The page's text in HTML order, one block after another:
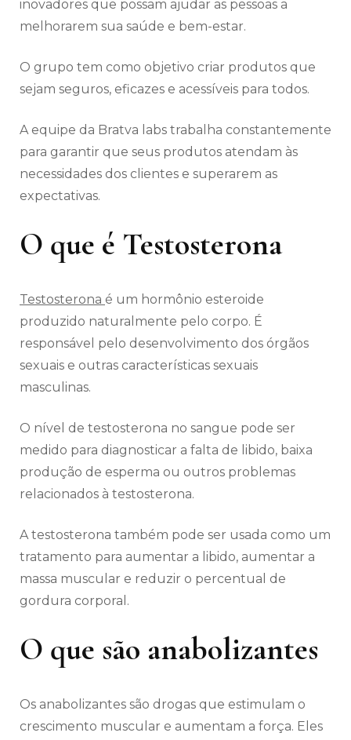
inovadores que possam ajudar as pessoas a
melhorarem sua saúde e bem-estar.
O grupo tem como objetivo criar produtos que
sejam seguros, eficazes e acessíveis para todos.
A equipe da Bratva labs trabalha constantemente
para garantir que seus produtos atendam às
necessidades dos clientes e superarem as
expectativas.
O que é Testosterona
Testosterona é um hormônio esteroide
produzido naturalmente pelo corpo. É
responsável pelo desenvolvimento dos órgãos
sexuais e outras características sexuais
masculinas.
O nível de testosterona no sangue pode ser
medido para diagnosticar a falta de libido, baixa
produção de esperma ou outros problemas
relacionados à testosterona.
A testosterona também pode ser usada como um
tratamento para aumentar a libido, aumentar a
massa muscular e reduzir o percentual de
gordura corporal.
O que são anabolizantes
Os anabolizantes são drogas que estimulam o
crescimento muscular e aumentam a força. Eles